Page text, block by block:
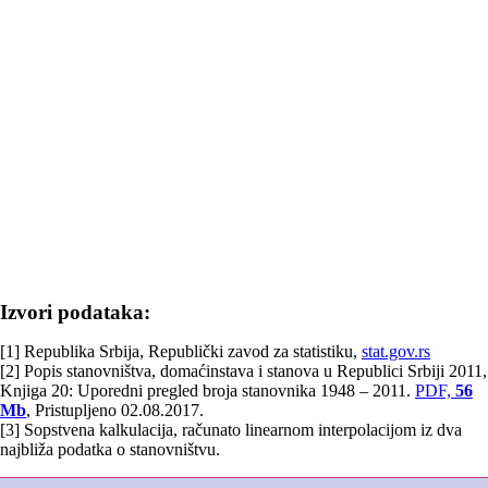
Izvori podataka:
[1] Republika Srbija, Republički zavod za statistiku, stat.gov.rs
[2] Popis stanovništva, domaćinstava i stanova u Republici Srbiji 2011,
Knjiga 20: Uporedni pregled broja stanovnika 1948 – 2011. PDF, 56
Mb, Pristupljeno 02.08.2017.
[3] Sopstvena kalkulacija, računato linearnom interpolacijom iz dva
najbliža podatka o stanovništvu.